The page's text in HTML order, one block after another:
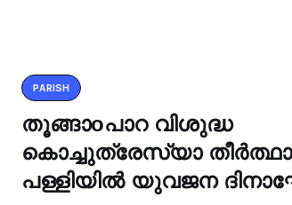
PARISH
തൂങ്ങാoപാറ വിശുദ്ധ
കൊച്ചുത്രേസ്യാ
പള്ളിയിൽ യുവജന